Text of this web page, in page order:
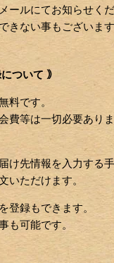
ールにてお知らせく
きない事もございます
ついて ｠
料です。
費等は一切必要ありま
け先情報を入力する
いただけます。
登録もできます。
も可能です。